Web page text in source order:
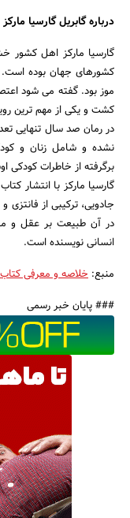
درباره گابریل گارسیا
گارسیا مارکز اهل کشور
کشورهای جهان بوده است.
کشت و یکی از مهم ترین
در رمان صد سال تنهایی
نشده و شامل زنان و
برگرفته از خاطرات کودکی
گارسیا مارکز با انتشار
جادویی، ترکیبی از فانتزی
در آن طبیعت بر عقل و
انسانی نویسنده است.
منبع: خلاصه و معرفی
### پایان خبر رسمی